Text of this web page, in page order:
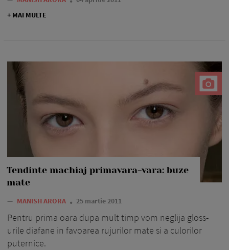
+ MAI MULTE
Tendinte machiaj primavara-vara: buze
mate
— MANISH ARORA 25 martie 2011
Pentru prima oara dupa mult timp vom neglija gloss-
urile diafane in favoarea rujurilor mate si a culorilor
puternice.